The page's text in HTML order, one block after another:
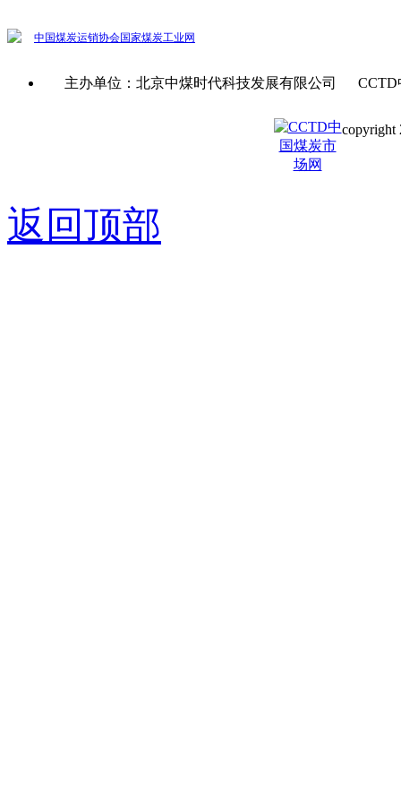
中国煤炭运销协会国家煤炭工业网
主办单位：北京中煤时代科技发展有限公司
copyright
返回顶部